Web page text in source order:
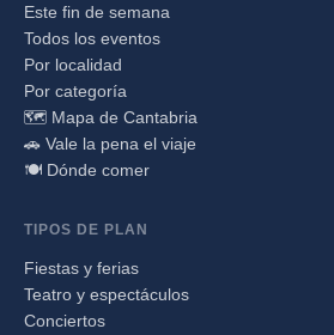
Este fin de semana
Todos los eventos
Por localidad
Por categoría
🗺️ Mapa de Cantabria
🚗 Vale la pena el viaje
🍽️ Dónde comer
TIPOS DE PLAN
Fiestas y ferias
Teatro y espectáculos
Conciertos